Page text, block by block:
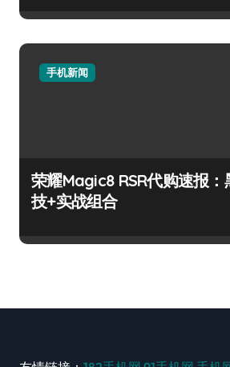
手机新闻
荣耀Magic8 RSR代购速报：
技+实战组合